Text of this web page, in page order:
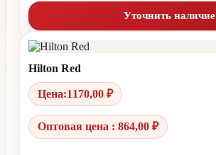
Уточнить наличие
Hilton Red
Цена:1170,00 ₽
Оптовая цена : 864,00 ₽